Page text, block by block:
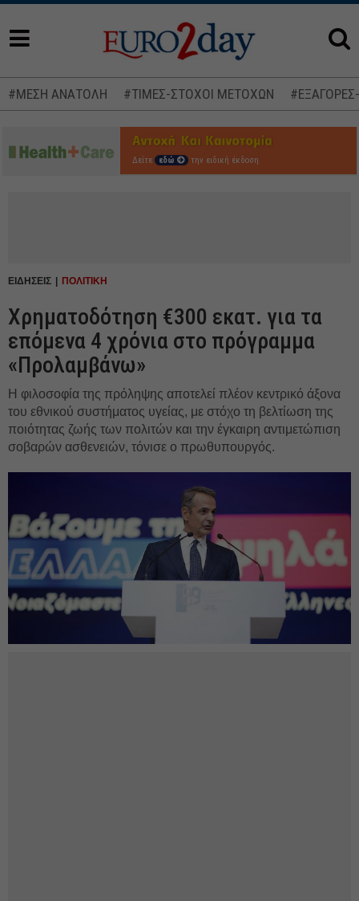
#ΜΕΣΗ ΑΝΑΤΟΛΗ #ΤΙΜΕΣ-ΣΤΟΧΟΙ ΜΕΤΟΧΩΝ
Δείτε εδώ την ειδική έκδοση
ΕΙΔΗΣΕΙΣ ΠΟΛΙΤΙΚΗ
Χρηματοδότηση €300 εκατ. για τα
επόμενα 4 χρόνια στο πρόγραμμα
«Προλαμβάνω»
Η φιλοσοφία της πρόληψης αποτελεί πλέον κεντρικό άξονα
του εθνικού συστήματος υγείας, με στόχο τη βελτίωση της
ποιότητας ζωής των πολιτών και την έγκαιρη αντιμετώπιση
σοβαρών ασθενειών, τόνισε ο πρωθυπουργός.